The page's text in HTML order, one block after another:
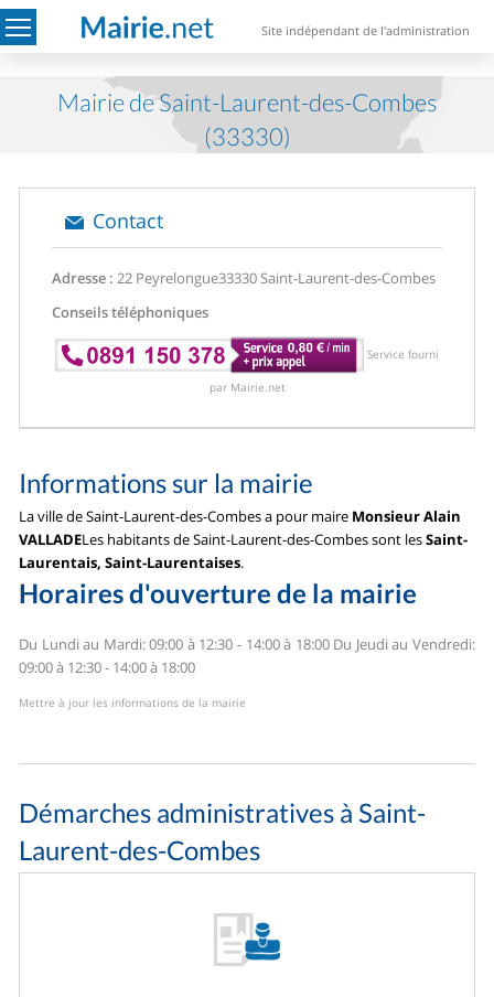
Site indépendant de l'administration
Mairie de Saint-Laurent-des-Combes
(33330)
Contact
Adresse : 22 Peyrelongue33330 Saint-Laurent-des-Combes
Conseils téléphoniques
Service fourni
par Mairie.net
Informations sur la mairie
La ville de Saint-Laurent-des-Combes a pour maire Monsieur Alain
VALLADELes habitants de Saint-Laurent-des-Combes sont lesSaint-
Laurentais, Saint-Laurentaises.
Horaires d'ouverture de la mairie
Du Lundi au Mardi: 09:00 à 12:30 - 14:00 à 18:00Du Jeudi au Vendredi:
09:00 à 12:30 - 14:00 à 18:00
Mettre à jour les informations de la mairie
Démarches administratives à Saint-
Laurent-des-Combes